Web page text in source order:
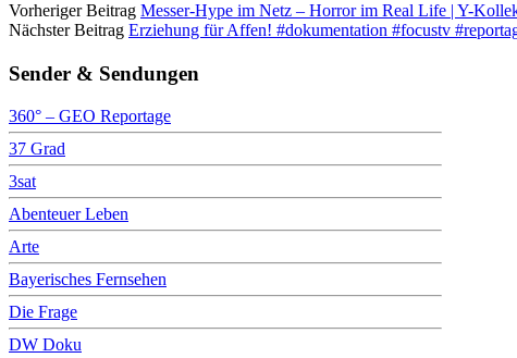
Vorheriger Beitrag Messer-Hype im Netz – Horror im Real Life | Y-
Nächster Beitrag Erziehung für Affen! #dokumentation #focustv
Sender & Sendungen
360° – GEO Reportage
37 Grad
3sat
Abenteuer Leben
Arte
Bayerisches Fernsehen
Die Frage
DW Doku